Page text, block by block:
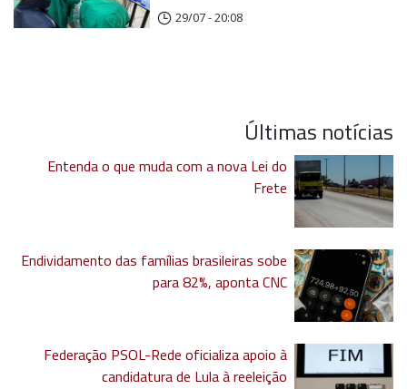
29/07 - 20:08
Últimas notícias
Entenda o que muda com a nova Lei do
Frete
Endividamento das famílias brasileiras sobe
para 82%, aponta CNC
Federação PSOL-Rede oficializa apoio à
candidatura de Lula à reeleição